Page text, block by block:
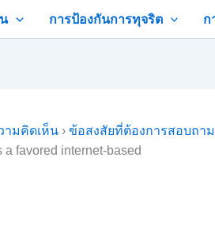
การป้องกันการทุจริต ก
ามคิดเห็น › ข้อสงสัยที่ต้องการสอบถาม
favored internet-based